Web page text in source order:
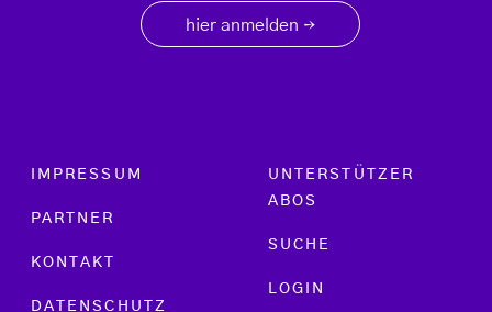
hier anmelden →
Footer menu
IMPRESSUM
PARTNER
KONTAKT
DATENSCHUTZ
UNTERSTÜTZER
ABOS
SUCHE
LOGIN